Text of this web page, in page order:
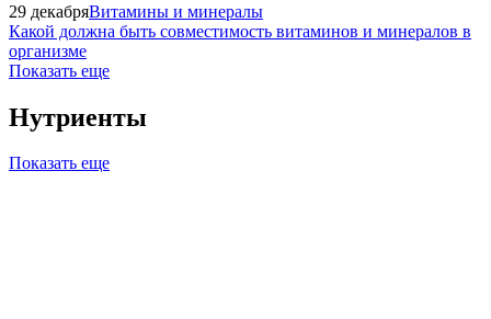
29 декабряВитамины и минералы
Какой должна быть совместимость витаминов и минералов в
организме
Показать еще
Нутриенты
Показать еще